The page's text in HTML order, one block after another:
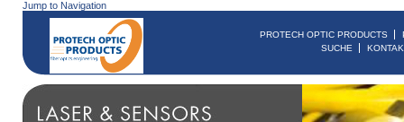
Jump to Navigation
PROTECH OPTIC PRODUCTS
SUCHE